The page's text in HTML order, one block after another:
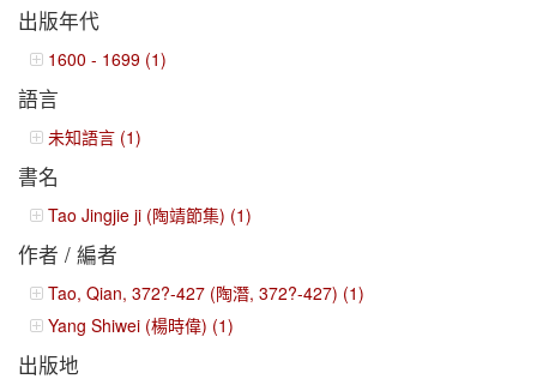
出版年代
1600 - 1699 (1)
語言
未知語言 (1)
書名
Tao Jingjie ji (陶靖節集) (1)
作者 / 編者
Tao, Qian, 372?-427 (陶潛, 372?-427) (1)
Yang Shiwei (楊時偉) (1)
出版地